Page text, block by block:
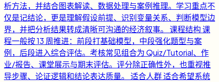
析方法，并结合图表解读、数据处理与案例推理。学习重点不
仅是记结论，更是理解假设前提、识别变量关系、判断模型边
界，并把分析结果转成清晰可沟通的经济叙事。 课程结构 课
程一般按 13 周推进：前段打基础模型，中段强化题型与案
例，后段进入综合评估。考核常见组合为 Quiz/Tutorial、作
业/报告、课堂展示与期末评估。评分除正确性外，也重视推
导步骤、论证逻辑和结论表达质量。 适合人群 适合希望系统